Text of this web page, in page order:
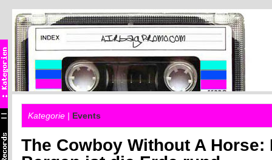
Kategorie | Events
The Cowboy Without A Horse: